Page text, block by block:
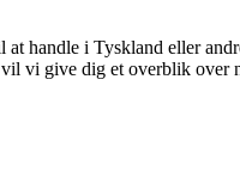
handle i Tyskland eller
vi give dig et overblik over